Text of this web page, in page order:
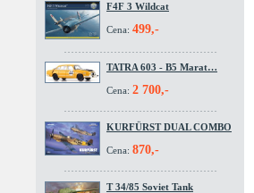
F4F 3 Wildcat
Cena: 499,-
TATRA 603 - B5 Marat…
Cena: 2 700,-
KURFÜRST DUAL COMBO
Cena: 870,-
T 34/85 Soviet Tank